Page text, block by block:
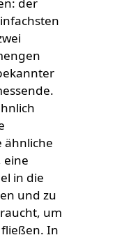
One
der
ähnliche
eine
in die
und zu
um
In